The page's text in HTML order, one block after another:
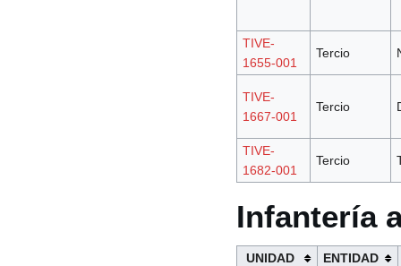
TIVE-
1655-001
Tercio
TIVE-
1667-001
Tercio
TIVE-
1682-001
Tercio
Infantería
UNIDAD
ENTIDAD